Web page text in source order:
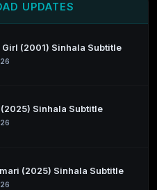
UPDATES
Girl (2001) Sinhala Subtitle
(2025) Sinhala Subtitle
(2025) Sinhala Subtitle